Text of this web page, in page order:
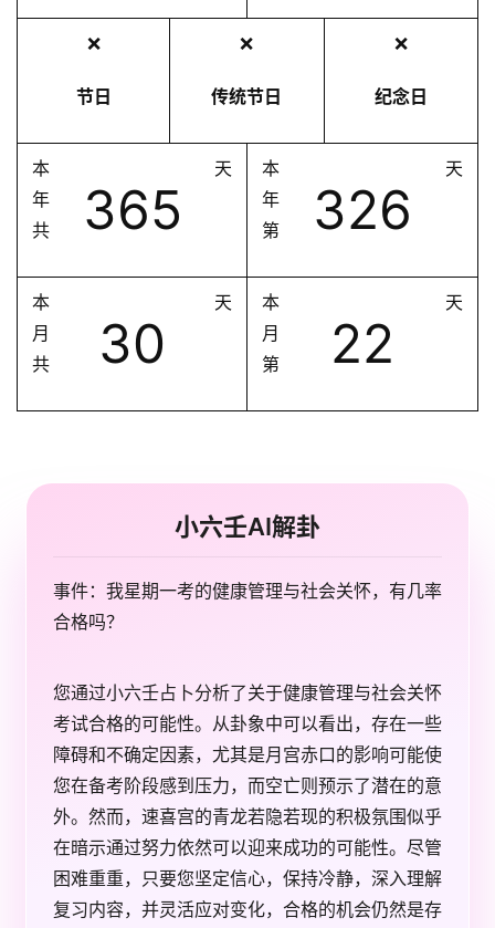
❌
节日
❌
传统节日
❌
纪念日
本
年
共
365
天
本
年
第
326
天
本
月
共
30
天
本
月
第
22
天
小六壬AI解卦
事件：我星期一考的健康管理与社会关怀，有几率
合格吗？
您通过小六壬占卜分析了关于健康管理与社会关怀
考试合格的可能性。从卦象中可以看出，存在一些
障碍和不确定因素，尤其是月宫赤口的影响可能使
您在备考阶段感到压力，而空亡则预示了潜在的意
外。然而，速喜宫的青龙若隐若现的积极氛围似乎
在暗示通过努力依然可以迎来成功的可能性。尽管
困难重重，只要您坚定信心，保持冷静，深入理解
复习内容，并灵活应对变化，合格的机会仍然是存